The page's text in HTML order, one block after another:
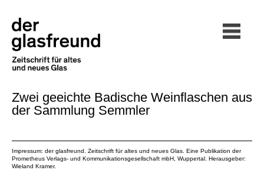
Zwei geeichte Badische Weinflaschen aus
der Sammlung Semmler
Impressum: der glasfreund. Zeitschrift für altes und neues Glas. Eine Publikation der
Prometheus Verlags- und Kommunikationsgesellschaft mbH , Wuppertal. Herausgeber:
Wieland Kramer.